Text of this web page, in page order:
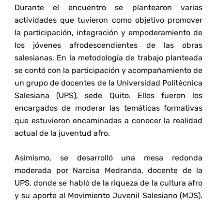
Durante el encuentro se plantearon varias
actividades que tuvieron como objetivo promover
la participación, integración y empoderamiento de
los jóvenes afrodescendientes de las obras
salesianas. En la metodología de trabajo planteada
se contó con la participación y acompañamiento de
un grupo de docentes de la Universidad Politécnica
Salesiana (UPS), sede Quito. Ellos fueron los
encargados de moderar las temáticas formativas
que estuvieron encaminadas a conocer la realidad
actual de la juventud afro.
Asimismo, se desarrolló una mesa redonda
moderada por Narcisa Medranda, docente de la
UPS, donde se habló de la riqueza de la cultura afro
y su aporte al Movimiento Juvenil Salesiano (MJS).